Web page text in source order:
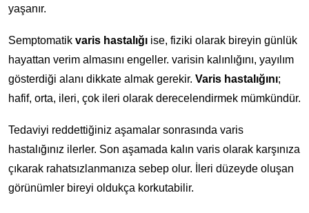
yaşanır.
Semptomatik varis hastalığı ise, fiziki olarak bireyin günlük
hayattan verim almasını engeller. varisin kalınlığını, yayılım
gösterdiği alanı dikkate almak gerekir. Varis hastalığını;
hafif, orta, ileri, çok ileri olarak derecelendirmek mümkündür.
Tedaviyi reddettiğiniz aşamalar sonrasında varis
hastalığınız ilerler. Son aşamada kalın varis olarak karşınıza
çıkarak rahatsızlanmanıza sebep olur. İleri düzeyde oluşan
görünümler bireyi oldukça korkutabilir.